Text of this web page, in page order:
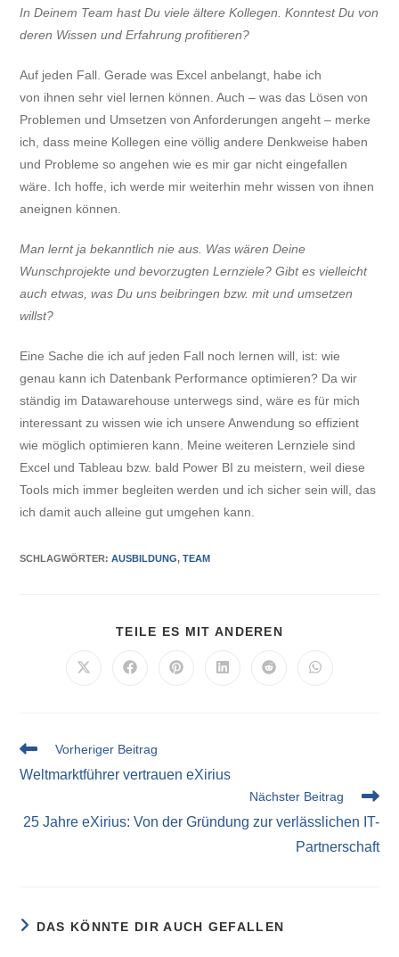
In Deinem Team hast Du viele ältere Kollegen. Konntest Du von
deren Wissen und Erfahrung profitieren?
Auf jeden Fall. Gerade was Excel anbelangt, habe ich
von ihnen sehr viel lernen können. Auch – was das Lösen von
Problemen und Umsetzen von Anforderungen angeht – merke
ich, dass meine Kollegen eine völlig andere Denkweise haben
und Probleme so angehen wie es mir gar nicht eingefallen
wäre. Ich hoffe, ich werde mir weiterhin mehr wissen von ihnen
aneignen können.
Man lernt ja bekanntlich nie aus. Was wären Deine
Wunschprojekte und bevorzugten Lernziele? Gibt es vielleicht
auch etwas, was Du uns beibringen bzw. mit und umsetzen
willst?
Eine Sache die ich auf jeden Fall noch lernen will, ist: wie
genau kann ich Datenbank Performance optimieren? Da wir
ständig im Datawarehouse unterwegs sind, wäre es für mich
interessant zu wissen wie ich unsere Anwendung so effizient
wie möglich optimieren kann. Meine weiteren Lernziele sind
Excel und Tableau bzw. bald Power BI zu meistern, weil diese
Tools mich immer begleiten werden und ich sicher sein will, das
ich damit auch alleine gut umgehen kann.
SCHLAGWÖRTER:AUSBILDUNG, TEAM
TEILE ES MIT ANDEREN
Vorheriger Beitrag
Weltmarktführer vertrauen eXirius
Nächster Beitrag
25 Jahre eXirius: Von der Gründung zur verlässlichen IT-
Partnerschaft
DAS KÖNNTE DIR AUCH GEFALLEN